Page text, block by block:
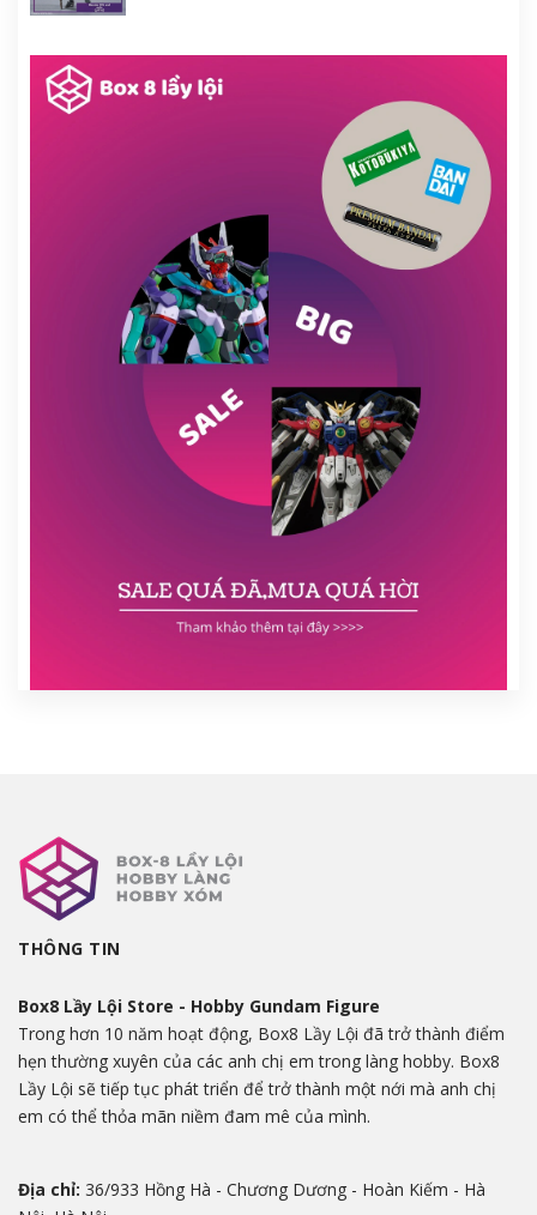
THÔNG TIN
Box8 Lầy Lội Store - Hobby Gundam Figure
Trong hơn 10 năm hoạt động, Box8 Lầy Lội đã trở thành điểm
hẹn thường xuyên của các anh chị em trong làng hobby. Box8
Lầy Lội sẽ tiếp tục phát triển để trở thành một nới mà anh chị
em có thể thỏa mãn niềm đam mê của mình.
Địa chỉ: 36/933 Hồng Hà - Chương Dương - Hoàn Kiếm - Hà